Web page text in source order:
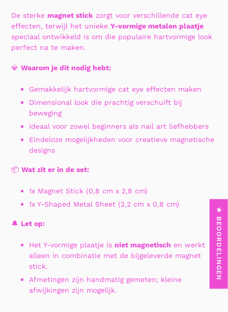
De sterke magnet stick zorgt voor verschillende cat eye
effecten, terwijl het unieke Y-vormige metalen plaatje
speciaal ontwikkeld is om die populaire hartvormige look
perfect na te maken.
💎 Waarom je dit nodig hebt:
Gemakkelijk hartvormige cat eye effecten maken
Dimensional look die prachtig verschuift bij
beweging
Ideaal voor zowel beginners als nail art liefhebbers
Eindeloze mogelijkheden voor creatieve magnetische
designs
📦 Wat zit er in de set:
1x Magnet Stick (0,8 cm x 2,8 cm)
1x Y-Shaped Metal Sheet (2,2 cm x 0,8 cm)
🔔 Let op:
Het Y-vormige plaatje is niet magnetisch en werkt
alleen in combinatie met de bijgeleverde magnet
stick.
Afmetingen zijn handmatig gemeten; kleine
afwijkingen zijn mogelijk.
★ BEOORDELINGEN